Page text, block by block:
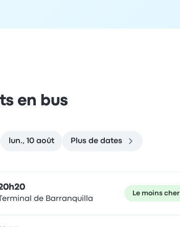
en bus
lun., 10 août Plus de dates
Terminal de Barranquilla
Le moins cher